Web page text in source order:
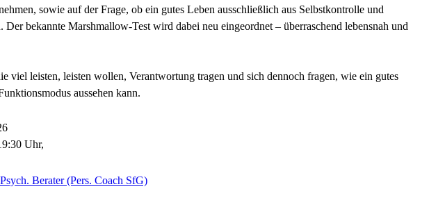
sowie auf der Frage, ob ein gutes Leben ausschließlich aus Selbstkontrolle und
Der bekannte Marshmallow-Test wird dabei neu eingeordnet – überraschend lebensnah und
viel leisten, leisten wollen, Verantwortung tragen und sich dennoch fragen, wie ein gutes
aussehen kann.
Uhr,
Berater (Pers. Coach SfG)